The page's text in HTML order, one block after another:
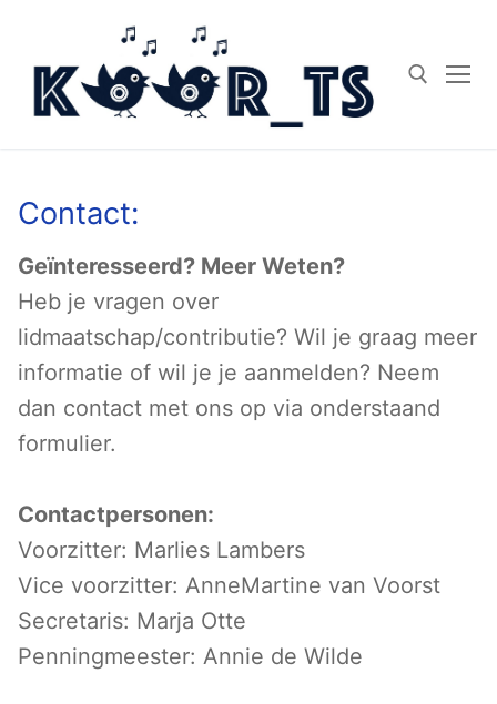
inhoud
Contact:
Geïnteresseerd? Meer Weten?
Heb je vragen over
lidmaatschap/contributie? Wil je graag meer
informatie of wil je je aanmelden? Neem
dan contact met ons op via onderstaand
formulier.
Contactpersonen:
Voorzitter: Marlies Lambers
Vice voorzitter: AnneMartine van Voorst
Secretaris: Marja Otte
Penningmeester: Annie de Wilde